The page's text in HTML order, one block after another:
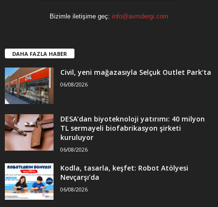
Bizimle iletişime geç: info@avmdergi.com
DAHA FAZLA HABER
Civil, yeni mağazasıyla Selçuk Outlet Park’ta
06/08/2026
DESA’dan biyoteknoloji yatırımı: 40 milyon
TL sermayeli biofabrikasyon şirketi
kuruluyor
06/08/2026
Kodla, tasarla, keşfet: Robot Atölyesi
Nevçarşı’da
06/08/2026